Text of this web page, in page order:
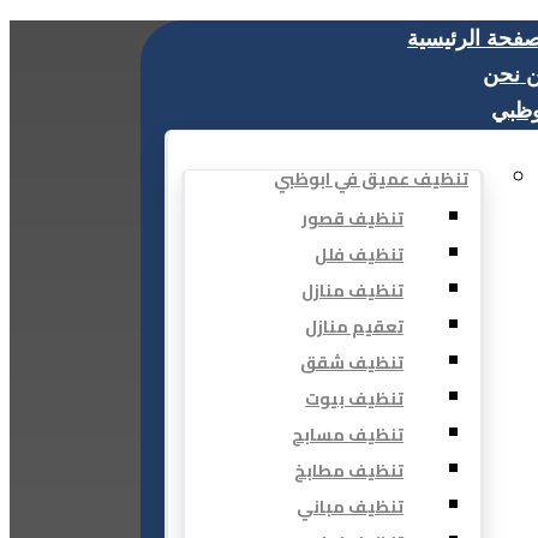
الرئيسية
نحن
تنظيف عميق في ابوظبي
تنظيف قصور
تنظيف فلل
تنظيف منازل
تعقيم منازل
تنظيف شقق
تنظيف بيوت
تنظيف مسابح
تنظيف مطابخ
تنظيف مباني